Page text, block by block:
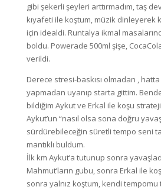
gibi şekerli şeyleri arttırmadım, taş
kıyafeti ile koştum, müzik dinleyerek
için idealdi. Runtalya ikmal
boldu. Powerade 500ml şişe,
verildi.
Derece stresi-baskısı olmadan ,
yapmadan uyanıp starta gittim.
bildiğim Aykut ve Erkal ile koşu
Aykut’un “nasıl olsa sona doğru
sürdürebileceğin süretli tempo seni
mantıklı buldum.
İlk km Aykut’a tutunup sonra
Mahmut’ların gubu, sonra Erkal ile
sonra yalnız koştum, kendi tempomu